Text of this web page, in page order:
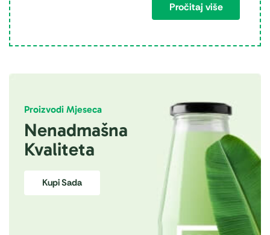
Pročitaj više
Proizvodi Mjeseca
Nenadmašna
Kvaliteta
Kupi Sada